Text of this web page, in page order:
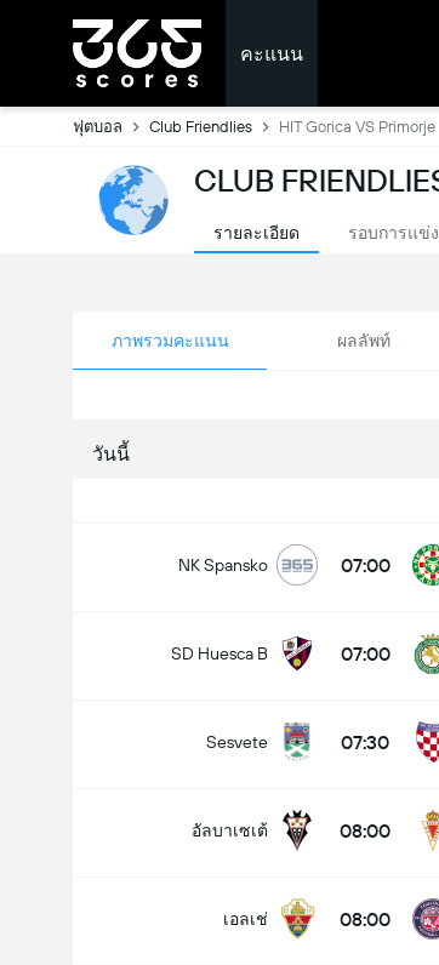
คะแนน
ฟุตบอล Club Friendlies HIT Gorica VS Primorje
CLUB
รายละเอียด รอบการแข่
ภาพรวมคะแนน ผลลัพท์
วันนี้
NK Spansko 07:00
SD Huesca B 07:00
Sesvete 07:30
อัลบาเซเต้ 08:00
เอลเช่ 08:00